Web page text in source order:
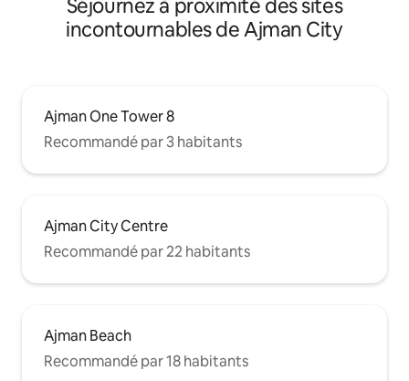
Séjournez à proximité des sites
incontournables de Ajman City
Ajman One Tower 8
Recommandé par 3 habitants
Ajman City Centre
Recommandé par 22 habitants
Ajman Beach
Recommandé par 18 habitants